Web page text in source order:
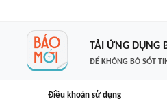
TẢI ỨNG DỤNG
ĐỂ KHÔNG BỎ SÓT
Điều khoản sử dụng